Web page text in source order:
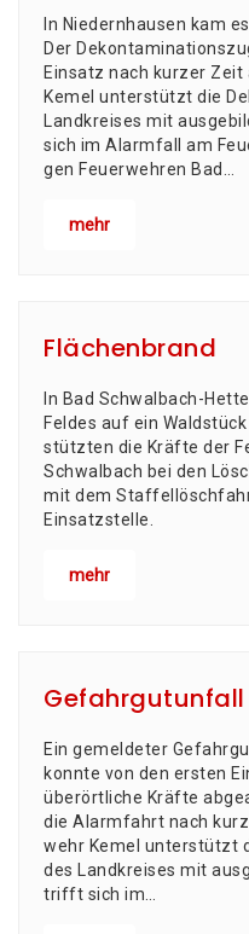
In Nie­dern­hau­sen kam
Der
Ein­satz nach kur­zer Zeit
Kemel unter­stützt die
Land­krei­ses mit
sich im Alarm­fall am
gen Feu­er­weh­ren Bad…
mehr
Flächenbrand
In Bad Schwal­bach-
Fel­des auf ein
stütz­ten die Kräf­te der
Schwal­bach bei den
mit dem
Einsatzstelle.
mehr
Gefahrgutunfall
Ein gemel­de­ter
konn­te von den ers­ten
über­ört­li­che Kräf­te
die Alarm­fahrt nach
wehr Kemel unter­stützt
des Land­krei­ses mit
trifft sich im…